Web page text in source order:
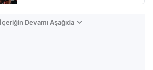
İçeriğin Devamı Aşağıda